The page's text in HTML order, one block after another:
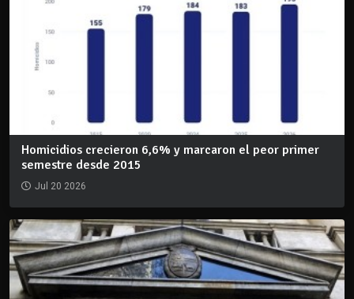
Homicidios crecieron 6,6% y marcaron el peor primer
semestre desde 2015
Jul 20 2026